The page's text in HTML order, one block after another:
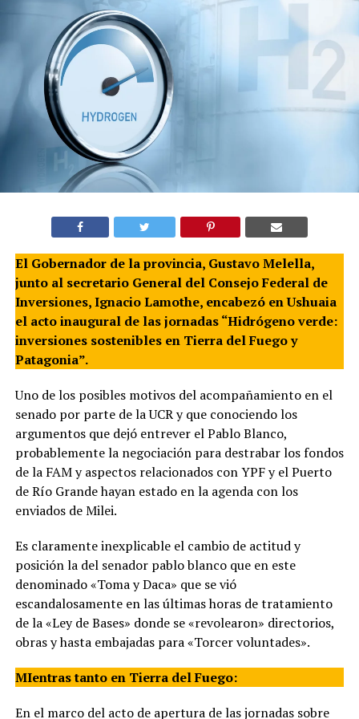
El Gobernador de la provincia, Gustavo Melella,
junto al secretario General del Consejo Federal de
Inversiones, Ignacio Lamothe, encabezó en Ushuaia
el acto inaugural de las jornadas “Hidrógeno verde:
inversiones sostenibles en Tierra del Fuego y
Patagonia”.
Uno de los posibles motivos del acompañamiento en el
senado por parte de la UCR y que conociendo los
argumentos que dejó entrever el Pablo Blanco,
probablemente la negociación para destrabar los fondos
de la FAM y aspectos relacionados con YPF y el Puerto
de Río Grande hayan estado en la agenda con los
enviados de Milei.
Es claramente inexplicable el cambio de actitud y
posición la del senador pablo blanco que en este
denominado «Toma y Daca» que se vió
escandalosamente en las últimas horas de tratamiento
de la «Ley de Bases» donde se «revolearon» directorios,
obras y hasta embajadas para «Torcer voluntades».
MIentras tanto en Tierra del Fuego:
En el marco del acto de apertura de las jornadas sobre